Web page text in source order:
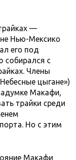
—
Нью-Мексико
его под
собирался с
Члены
цыгане»)
Макафи,
трайки среди
Но с этим
Макафи